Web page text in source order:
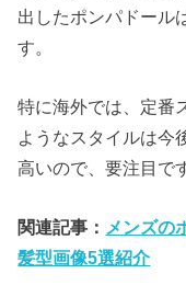
出したポンパドール
す。
特に海外では、定番
ようなスタイルは今
高いので、要注目で
関連記事： メンズの
髪型画像5選紹介